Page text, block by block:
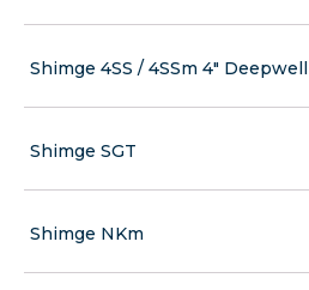
Shimge 4SS / 4SSm 4" Deepwell
Shimge SGT
Shimge NKm